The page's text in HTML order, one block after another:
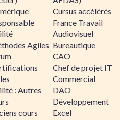
Agiles
: Autres
cours
Cursus accélérés
France Travail
Audiovisuel
Bureautique
CAO
Chef de projet IT
Commercial
DAO
Développement
Excel